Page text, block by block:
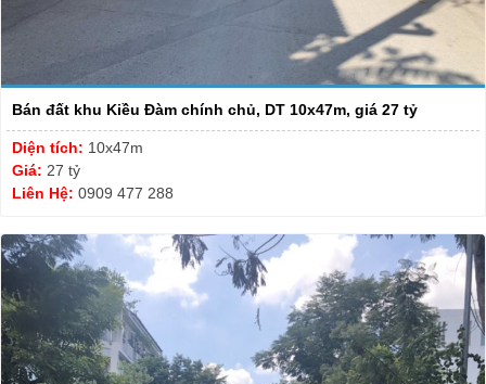
Bán đất khu Kiều Đàm chính chủ, DT 10x47m, giá 27 tỷ
Diện tích: 10x47m
Giá: 27 tỷ
Liên Hệ: 0909 477 288